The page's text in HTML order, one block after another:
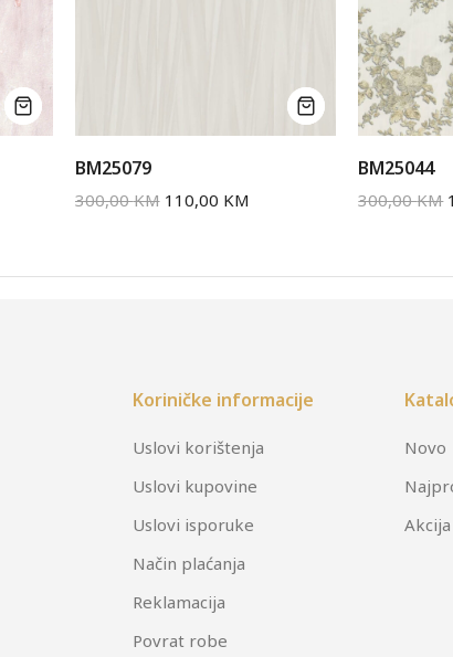
BM25079
300,00KM 110,00 KM
BM25044
300,00KM
Koriničke informacije
Uslovi korištenja
Uslovi kupovine
Uslovi isporuke
Način plaćanja
Reklamacija
Povrat robe
Novo
Akcija